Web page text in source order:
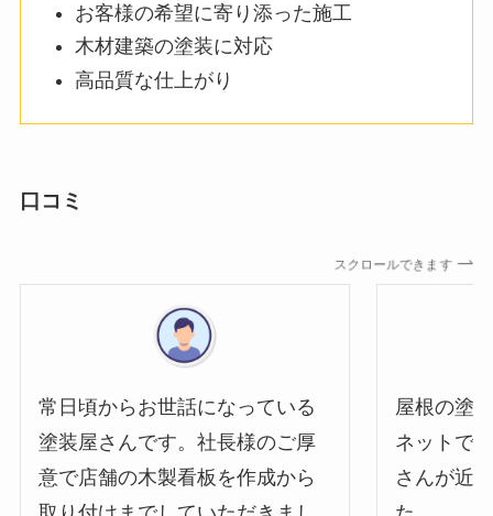
お客様の希望に寄り添った施工
木材建築の塗装に対応
高品質な仕上がり
口コミ
スクロールできます
常日頃からお世話になっている
塗装屋さんです。社長様のご厚
意で店舗の木製看板を作成から
屋根の塗
ネットで
さんが近